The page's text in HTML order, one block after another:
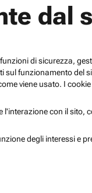
dal
di sicurezza,
funzionamento del
viene usato. I
con il sito,
degli interessi e